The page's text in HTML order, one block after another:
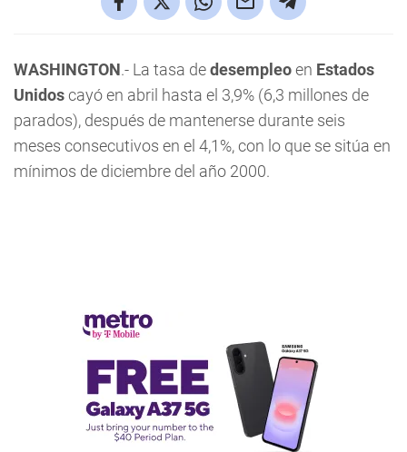
WASHINGTON.- La tasa dedesempleoen Estados
Unidoscayó en abril hasta el 3,9% (6,3 millones de
parados), después de mantenerse durante seis
meses consecutivos en el 4,1%, con lo que se sitúa en
mínimos de diciembre del año 2000.